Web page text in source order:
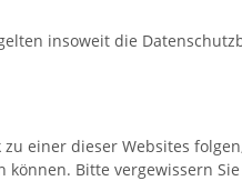
insoweit die
einer dieser Websites
Bitte vergewissern